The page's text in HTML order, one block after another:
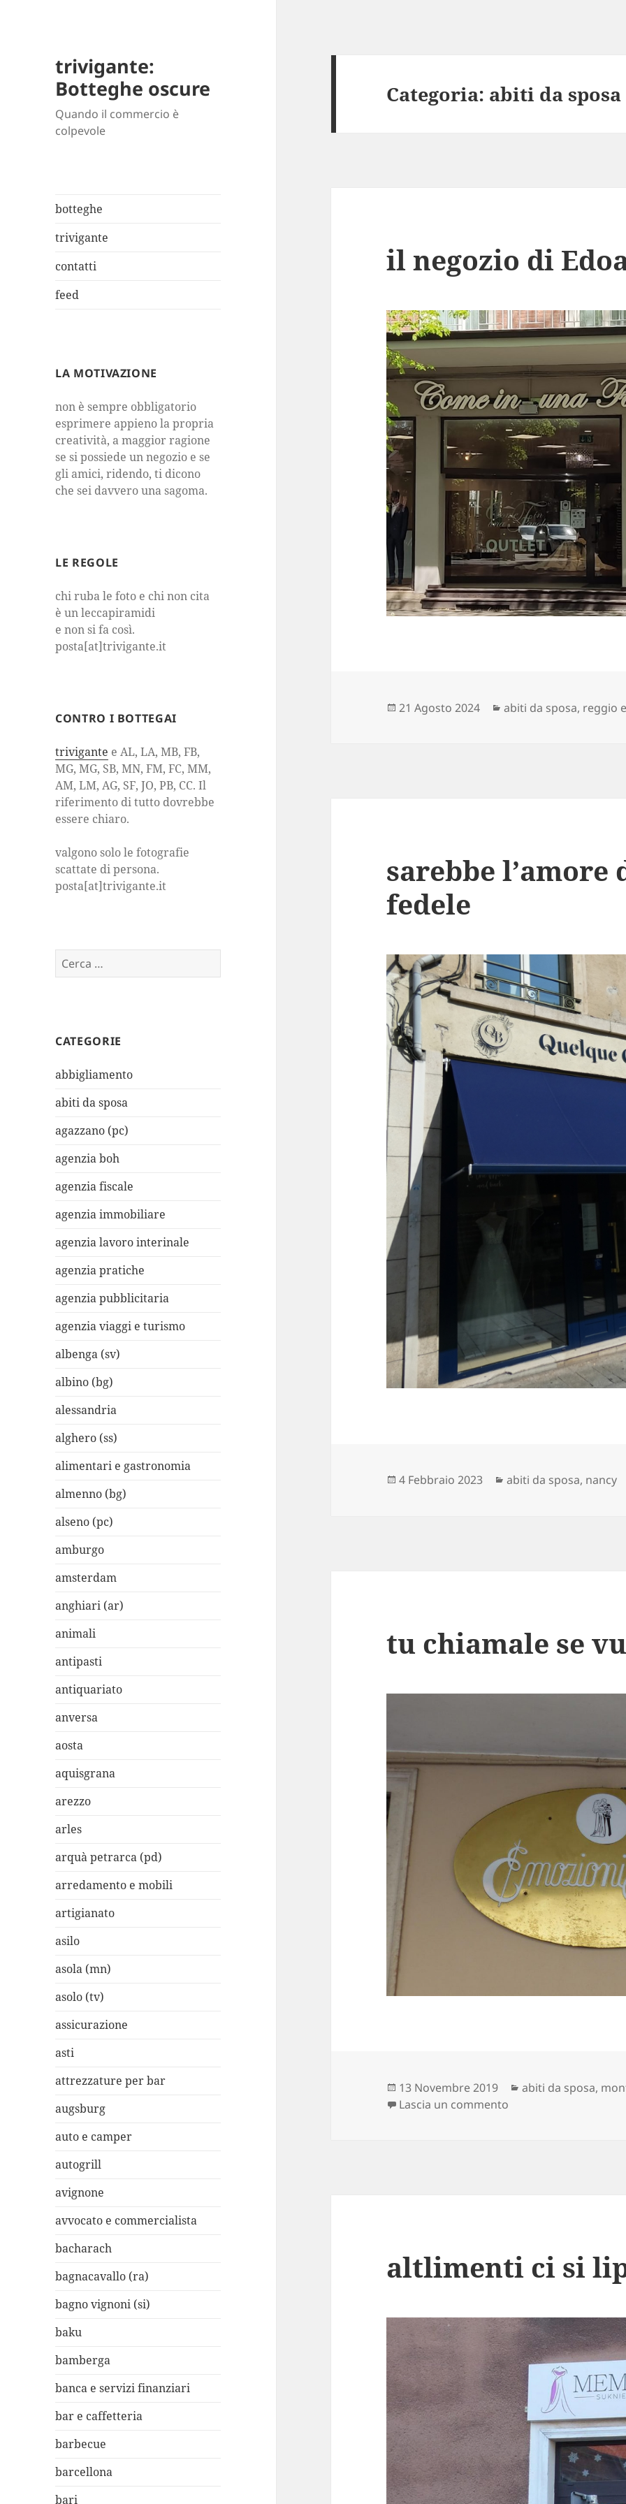
trivigante:
Botteghe oscure
Quando il commercio è
colpevole
botteghe
trivigante
contatti
feed
LA MOTIVAZIONE
non è sempre obbligatorio
esprimere appieno la propria
creatività, a maggior ragione
se si possiede un negozio e se
gli amici, ridendo, ti dicono
che sei davvero una sagoma.
LE REGOLE
chi ruba le foto e chi non cita
è un leccapiramidi
e non si fa così.
posta[at]trivigante.it
CONTRO I BOTTEGAI
trivigante e AL, LA, MB, FB,
MG, MG, SB, MN, FM, FC, MM,
AM, LM, AG, SF, JO, PB, CC. Il
riferimento di tutto dovrebbe
essere chiaro.
valgono solo le fotografie
scattate di persona.
posta[at]trivigante.it
Ricerca
per:
CATEGORIE
abbigliamento
abiti da sposa
agazzano (pc)
agenzia boh
agenzia fiscale
agenzia immobiliare
agenzia lavoro interinale
agenzia pratiche
agenzia pubblicitaria
agenzia viaggi e turismo
albenga (sv)
albino (bg)
alessandria
alghero (ss)
alimentari e gastronomia
almenno (bg)
alseno (pc)
amburgo
amsterdam
anghiari (ar)
animali
antipasti
antiquariato
anversa
aosta
aquisgrana
arezzo
arles
arquà petrarca (pd)
arredamento e mobili
artigianato
asilo
asola (mn)
asolo (tv)
assicurazione
asti
attrezzature per bar
augsburg
auto e camper
autogrill
avignone
avvocato e commercialista
bacharach
bagnacavallo (ra)
bagno vignoni (si)
baku
bamberga
banca e servizi finanziari
bar e caffetteria
barbecue
barcellona
bari
Categoria: abiti da sposa
il negozio di
Scritto
21 Agosto 2024 Categorie
abiti da sposa, reggio
sarebbe
fedele
Scritto
4 Febbraio 2023 Categorie
abiti da sposa, nancy
tu chiamale se
Scritto
il
13 Novembre 2019 Categorie
abiti da sposa,
Lascia un commento
altlimenti ci si